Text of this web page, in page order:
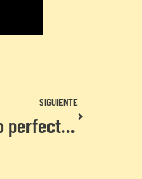
SIGUIENTE
El trío perfecto | Chef Burger